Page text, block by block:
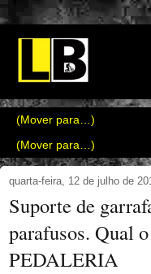
quarta-feira, 12 de julho de
Suporte de
parafusos. Qual
PEDALERIA